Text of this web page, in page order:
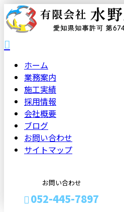
ホーム
業務案内
施工実績
採用情報
会社概要
ブログ
お問い合わせ
サイトマップ
お問い合わせ
052-445-7897